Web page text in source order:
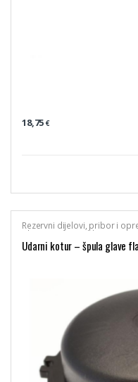
18,75€
Rezervni dijelovi, pribor i
glave trimera Stihl
Udarni kotur – špula glave